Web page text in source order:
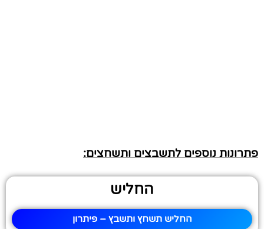
פתרונות נוספים לתשבצים ותשחצים:
החליש
החליש תשחץ ותשבץ – פיתרון